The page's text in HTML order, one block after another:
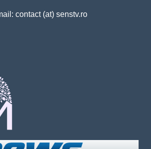
contact (at) senstv.ro